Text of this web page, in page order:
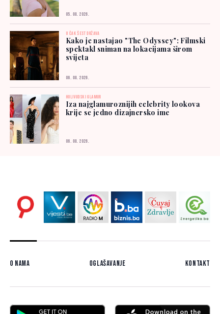
05. 08. 2026.
U ČAK ŠEST DRŽAVA
Kako je nastajao "The Odyssey": Filmski
spektakl sniman na lokacijama širom
svijeta
06. 08. 2026.
HOLIVUDSKI GLAMUR
Iza najglamuroznijih celebrity lookova
krije se jedno dizajnersko ime
06. 08. 2026.
O nama Oglašavanje Kontakt